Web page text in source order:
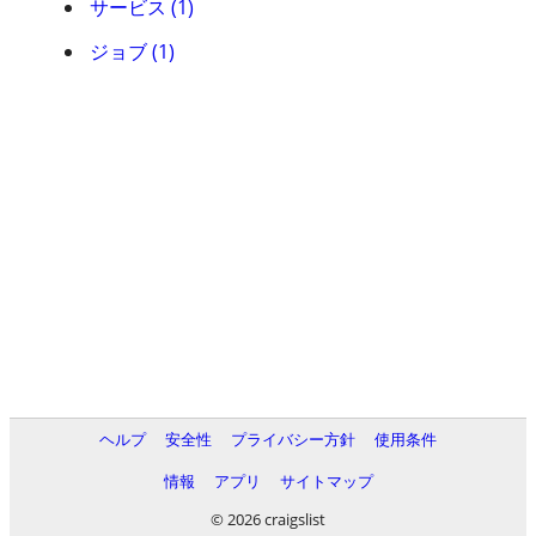
サービス (1)
ジョブ (1)
ヘルプ 安全性 プライバシー方針
使用条件
情報
アプリ
サイトマップ
© 2026 craigslist